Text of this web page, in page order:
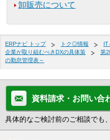
卸販売について
ERPナビ トップ トク◎情報
企業が取り組むべきDXの具体策
第
の勤怠管理表～
資料請求・お問い合
具体的なご検討前のご相談でも